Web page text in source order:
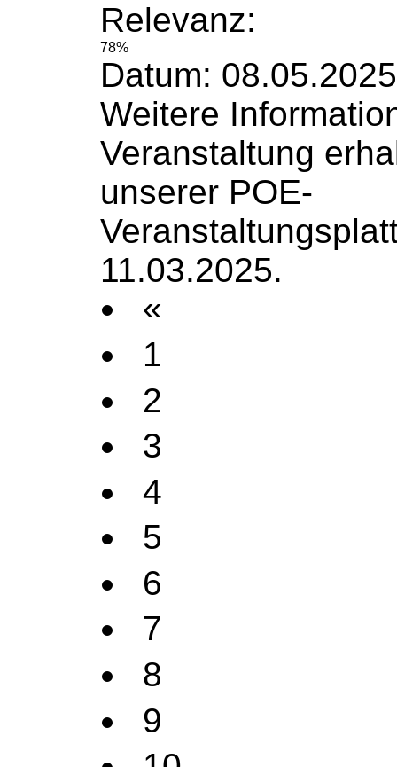
Relevanz:
78%
Datum:
Weitere
Veranstaltung
unserer POE-
11.03.2025.
«
1
2
3
4
5
6
7
8
9